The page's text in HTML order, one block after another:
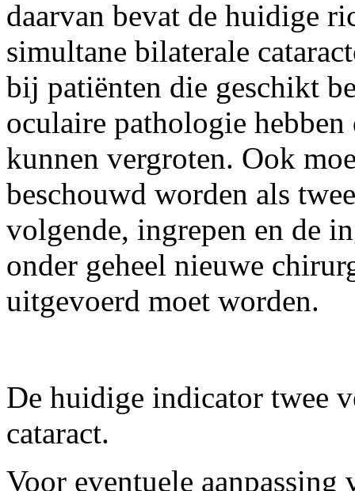
daarvan bevat de huidige
simultane bilaterale
bij patiënten die geschikt
oculaire pathologie
kunnen vergroten. Ook
beschouwd worden als
volgende, ingrepen en de
onder geheel nieuwe
uitgevoerd moet worden.
De huidige indicator twee
cataract.
Voor eventuele